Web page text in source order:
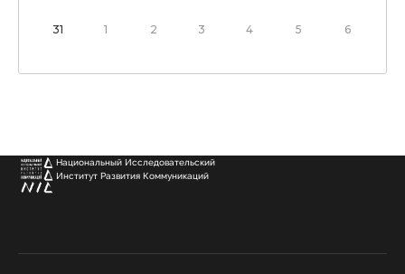
31 1 2 3 4 5 6
Национальный Исследовательский
Институт Развития Коммуникаций